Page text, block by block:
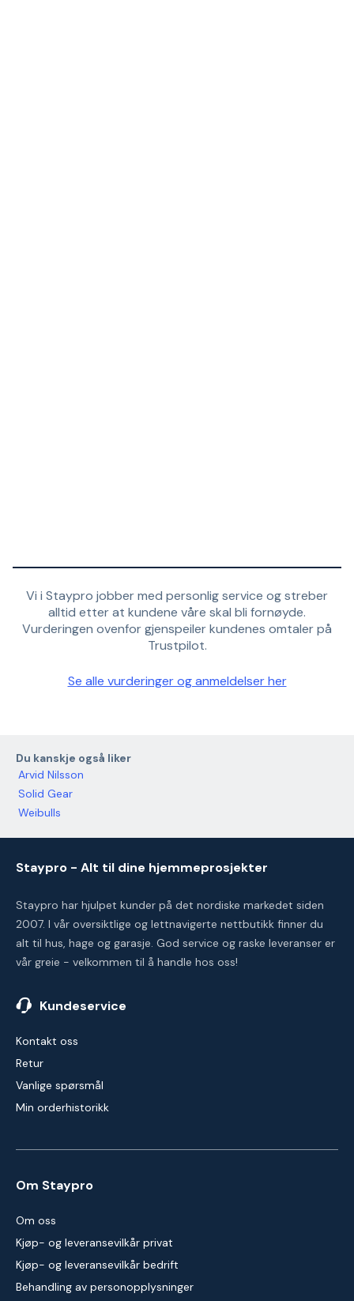
Vi i Staypro jobber med personlig service og streber
alltid etter at kundene våre skal bli fornøyde.
Vurderingen ovenfor gjenspeiler kundenes omtaler på
Trustpilot.
Se alle vurderinger og anmeldelser her
Du kanskje også liker
Arvid Nilsson
Solid Gear
Weibulls
Staypro - Alt til dine hjemmeprosjekter
Staypro har hjulpet kunder på det nordiske markedet siden
2007. I vår oversiktlige og lettnavigerte nettbutikk finner du
alt til hus, hage og garasje. God service og raske leveranser er
vår greie - velkommen til å handle hos oss!
Kundeservice
Kontakt oss
Retur
Vanlige spørsmål
Min orderhistorikk
Om Staypro
Om oss
Kjøp- og leveransevilkår privat
Kjøp- og leveransevilkår bedrift
Behandling av personopplysninger